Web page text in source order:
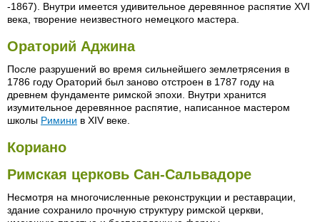
-1867). Внутри имеется удивительное деревянное распятие XVI
века, творение неизвестного немецкого мастера.
Ораторий Аджина
После разрушений во время сильнейшего землетрясения в
1786 году Ораторий был заново отстроен в 1787 году на
древнем фундаменте римской эпохи. Внутри хранится
изумительное деревянное распятие, написанное мастером
школы Римини в XIV веке.
Кориано
Римская церковь Сан-Сальвадоре
Несмотря на многочисленные реконструкции и реставрации,
здание сохранило прочную структуру римской церкви,